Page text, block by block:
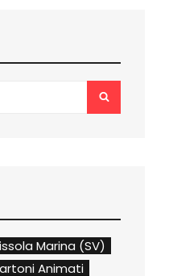
SEARCH
Marina (SV)
Animati